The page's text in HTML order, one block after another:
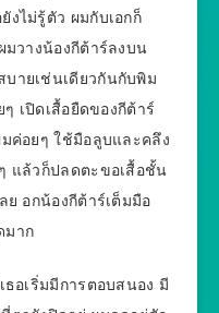
ไม่รู้ตัว ผมกับเอกก็
มวางน้องกีต้าร์ลงบน
ายเช่นเดียวกันกับพิม
เปิดเสื้อยืดของกีต้าร์
ค่อยๆ ใช้มือลูบและคลึง
แล้วก็ปลดตะขอเสื้อชั้น
ย อกน้องกีต้าร์เต็มมือ
มาก
อเริ่มมีการตอบสนอง มี